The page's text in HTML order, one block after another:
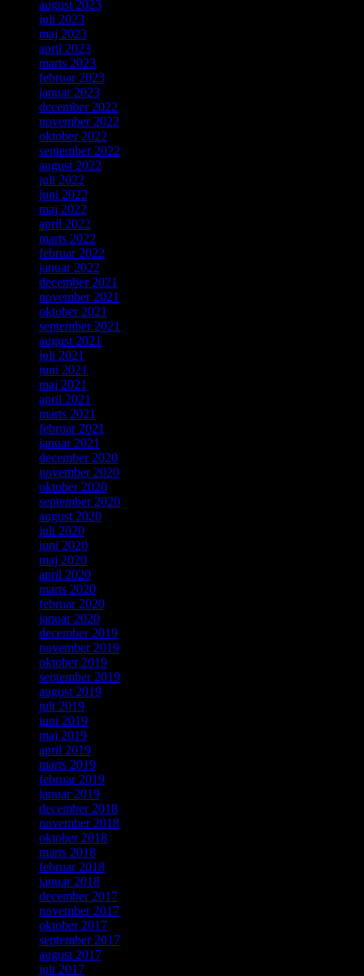
august 2023
juli 2023
maj 2023
april 2023
marts 2023
februar 2023
januar 2023
december 2022
november 2022
oktober 2022
september 2022
august 2022
juli 2022
juni 2022
maj 2022
april 2022
marts 2022
februar 2022
januar 2022
december 2021
november 2021
oktober 2021
september 2021
august 2021
juli 2021
juni 2021
maj 2021
april 2021
marts 2021
februar 2021
januar 2021
december 2020
november 2020
oktober 2020
september 2020
august 2020
juli 2020
juni 2020
maj 2020
april 2020
marts 2020
februar 2020
januar 2020
december 2019
november 2019
oktober 2019
september 2019
august 2019
juli 2019
juni 2019
maj 2019
april 2019
marts 2019
februar 2019
januar 2019
december 2018
november 2018
oktober 2018
marts 2018
februar 2018
januar 2018
december 2017
november 2017
oktober 2017
september 2017
august 2017
juli 2017